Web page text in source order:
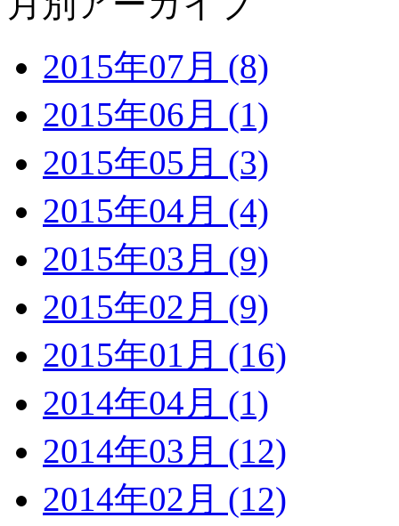
2015年07月 (8)
2015年06月 (1)
2015年05月 (3)
2015年04月 (4)
2015年03月 (9)
2015年02月 (9)
2015年01月 (16)
2014年04月 (1)
2014年03月 (12)
2014年02月 (12)